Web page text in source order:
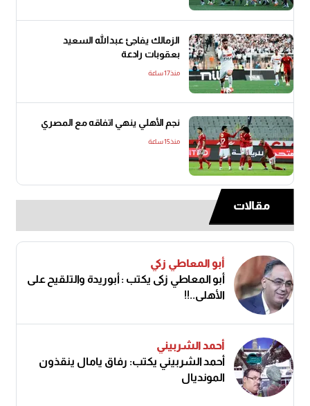
الزمالك يفاجئ عبدالله السعيد
بعقوبات رادعة
منذ17 ساعة
نجم الأهلي ينهي اتفاقه مع المصري
منذ15 ساعة
مقالات
أبو المعاطي زكي
أبو المعاطي زكى يكتب : أبوريدة والتلقيح على
الأهلى..!!
أحمد الشربيني
أحمد الشربيني يكتب: رفاق يامال ينقذون
المونديال